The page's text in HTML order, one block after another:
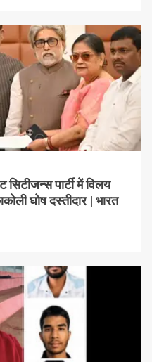
पार्टी में विलय
घोष दस्तीदार | भारत